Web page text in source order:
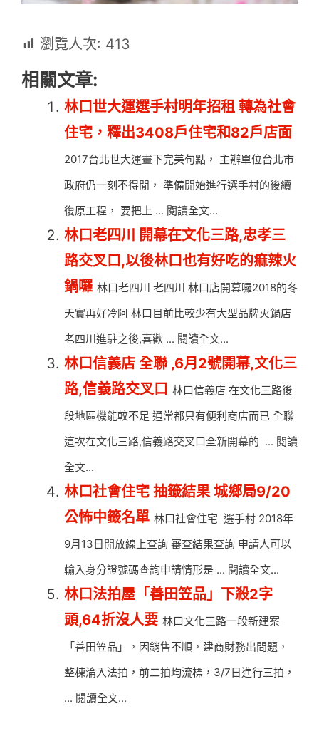
瀏覽人次: 413
相關文章:
林口世大運選手村明年招租 轉為社會
住宅，釋出3408戶住宅和82戶店面
2017台北世大運畫下完美句點， 主辦單位台北市
政府仍一刻不得閒， 準備開始進行選手村的後續
復原工程， 要把上 ... 閱讀全文...
林口老四川 開幕在文化三路,忠孝三
路交叉口,以後林口也有好吃的痲辣火
鍋囉 林口老四川 老四川 林口店開幕囉2018的冬
天實再好冷阿 林口目前比較少有大型品牌火鍋店
老四川進駐之後,喜歡 ... 閱讀全文...
林口信義店 全聯 ,6月2號開幕,文化三
路,信義路交叉口 林口信義店 在文化三路後
段地區機能較不足 通常都只有便利商店而已 全聯
這次在文化三路,信義路交叉口全新開幕的 ... 閱讀
全文...
林口社會住宅 抽籤結果 城鄉局9/20
公怖中籤名單 林口社會住宅 選手村 2018年
9月13日開放線上查詢 審查結果查詢 申請人可以
輸入身分證號碼查詢申請情形是 ... 閱讀全文...
林口法拍屋「善田笠品」下殺2字
頭,64折沒人要 林口文化三路一段新建案
「善田笠品」，因銷售不順，建商財務出問題，
整棟淪入法拍，前二拍均流標，3/7日進行三拍，
... 閱讀全文...